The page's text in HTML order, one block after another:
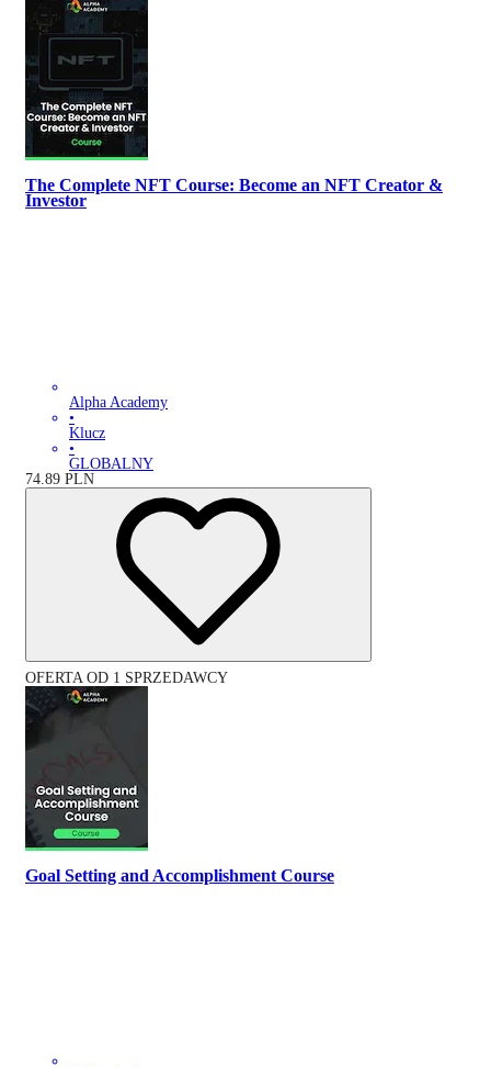
The Complete NFT Course: Become an NFT Creator &
Investor
Alpha Academy
•
Klucz
•
GLOBALNY
74.89 PLN
OFERTA OD 1 SPRZEDAWCY
Goal Setting and Accomplishment Course